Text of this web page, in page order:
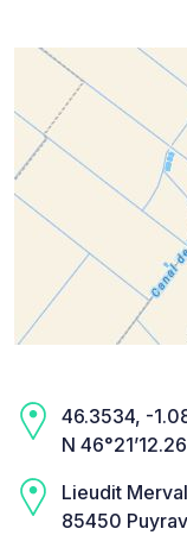
46.3534, -
N
Lieudit Merval
85450